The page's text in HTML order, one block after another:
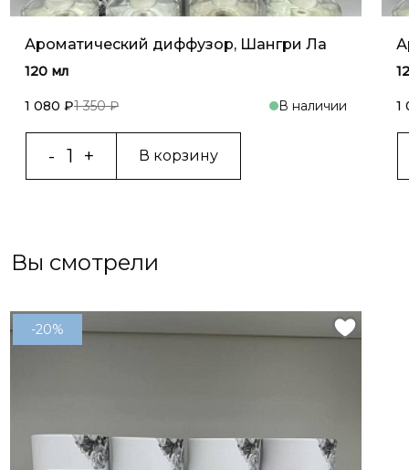
Ароматический диффузор, Шангри Ла
120 мл
1 080 ₽1 350 ₽ В наличии
В корзину
1
Вы смотрели
-20%